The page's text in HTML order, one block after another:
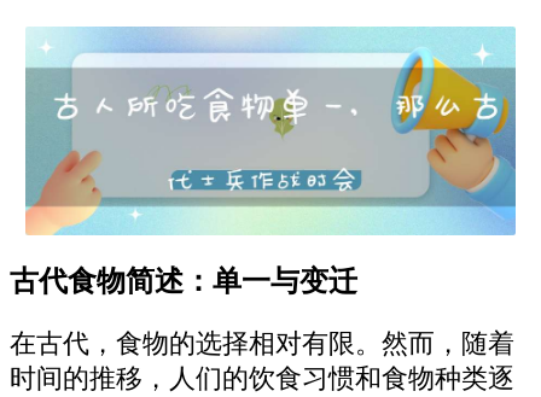
古代食物简述：单一与变迁
在古代，食物的选择相对有限。然而，随着
时间的推移，人们的饮食习惯和食物种类逐